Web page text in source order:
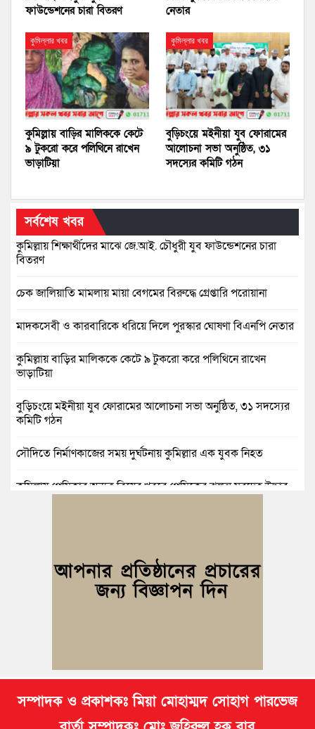
ফাউন্ডেশনের চারা বিতরণ
নেতার
কুমিল্লার খবর
কুমিল্লায় বাড়ির মালিককে কেটে
৯ টুকরো করে পলিথিনে রাখেন
ভাড়াটিয়া
কুমিল্লার খবর
বুড়িচংয়ে মইনীয়া যুব ফোরামের
আলোচনা সভা অনুষ্ঠিত, ৩১
সদস্যের কমিটি গঠন
সর্বশেষ খবর
কুমিল্লায় শিক্ষার্থীদের মাঝে জে.আই. চৌধুরী যুব ফাউন্ডেশনের চারা
বিতরণ
চেক জালিয়াতি মামলায় মায়া বেগমের বিরুদ্ধে গ্রেপ্তারি পরোয়ানা
মাদকসেবী ও কারবারিকে ধরিয়ে দিলে পুরস্কার ঘোষণা বিএনপি নেতার
কুমিল্লায় বাড়ির মালিককে কেটে ৯ টুকরো করে পলিথিনে রাখেন
ভাড়াটিয়া
বুড়িচংয়ে মইনীয়া যুব ফোরামের আলোচনা সভা অনুষ্ঠিত, ৩১ সদস্যের
কমিটি গঠন
সৌদিতে নির্মাণকাজের সময় দুর্ঘটনায় কুমিল্লার এক যুবক নিহত
কুমিল্লায় প্রেমিকার অন্যত্র বিয়ের খবরে প্রেমিকের ঝুলন্ত মরদেহ উদ্ধার
কুমিল্লায় যৌতুকের টাকা না পেয়ে স্ত্রীকে পিটিয়ে হাত ভাঙার অভিযোগ,
সম্পাদক ও প্রকাশকঃ মিয়া মোহাম্মদ সোহাগ পারভেজ